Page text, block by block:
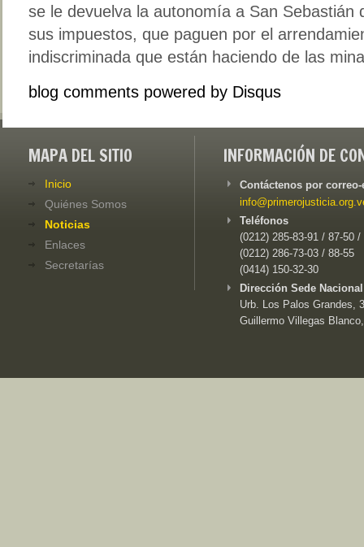
se le devuelva la autonomía a San Sebastián
sus impuestos, que paguen por el
indiscriminada que están haciendo de las
blog comments powered by Disqus
MAPA DEL SITIO
Inicio
Quiénes Somos
Noticias
Enlaces
Secretarías
INFORMACIÓN DE
Contáctenos por
Teléfonos
(0212) 285-83-91 / 87-50 /
(0212) 286-73-03 / 88-55
(0414) 150-32-30
Dirección Sede
Urb. Los Palos Grandes,
Guillermo Villegas